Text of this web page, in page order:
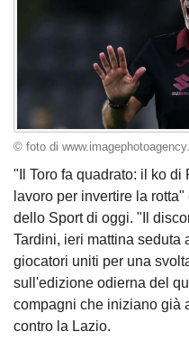
© foto di
"Il Toro fa quadrato: il ko di
lavoro per invertire la
dello Sport di oggi. "Il
Tardini, ieri mattina seduta
giocatori uniti per una
sull'edizione odierna del
compagni che iniziano già
contro la Lazio.